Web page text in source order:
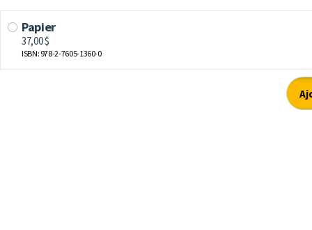
Papier
37,00 $
ISBN: 978-2-7605-1360-0